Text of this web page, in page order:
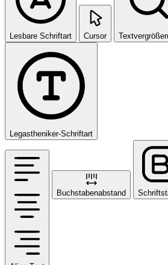
Lesbare Schriftart Cursor
Legastheniker-Schriftart
Buchstabenabstand